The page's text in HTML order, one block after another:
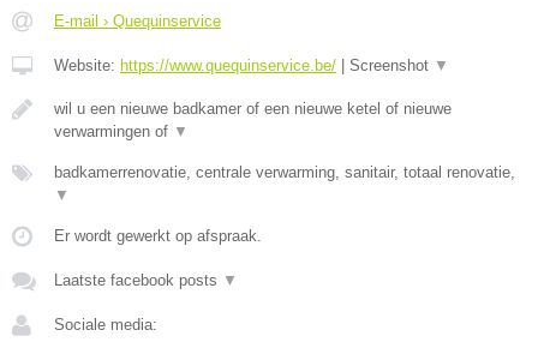
E-mail › Quequinservice
Website: https://www.quequinservice.be/ Screenshot ▼
wil u een nieuwe badkamer of een nieuwe ketel of nieuwe
verwarmingen of ▼
badkamerrenovatie, centrale verwarming, sanitair, totaal renovatie,
▼
Er wordt gewerkt op afspraak.
Laatste facebook posts ▼
Sociale media: